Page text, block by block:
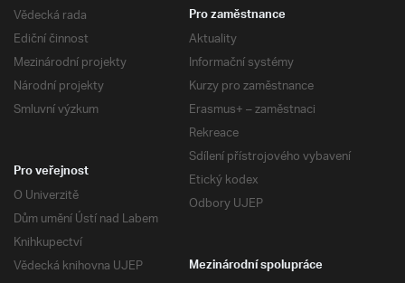
Vědecká rada
Ediční činnost
Mezinárodní projekty
Národní projekty
Smluvní výzkum
Pro zaměstnance
Aktuality
Informační systémy
Kurzy pro zaměstnance
Erasmus+ – zaměstnaci
Rekreace
Sdílení přístrojového vybavení
Etický kodex
Odbory UJEP
Pro veřejnost
O Univerzitě
Dům umění Ústí nad Labem
Knihkupectví
Vědecká knihovna UJEP
Mezinárodní spolupráce